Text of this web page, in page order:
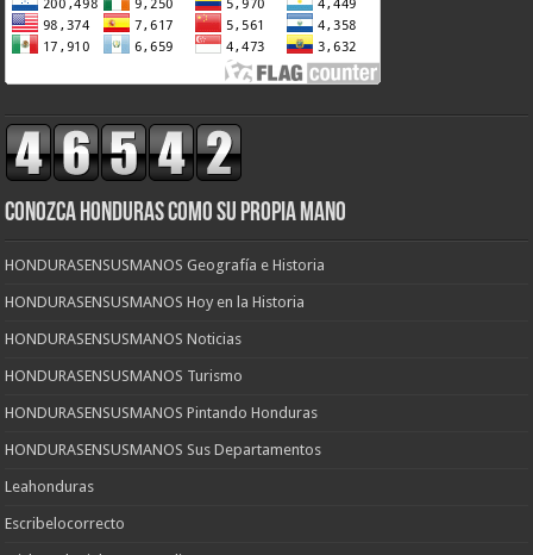
CONOZCA HONDURAS COMO SU PROPIA MANO
HONDURASENSUSMANOS Geografía e Historia
HONDURASENSUSMANOS Hoy en la Historia
HONDURASENSUSMANOS Noticias
HONDURASENSUSMANOS Turismo
HONDURASENSUSMANOS Pintando Honduras
HONDURASENSUSMANOS Sus Departamentos
Leahonduras
Escribelocorrecto